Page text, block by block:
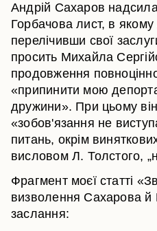
Андрій Сахаров
Горбачова лист, в
перелічивши свої
просить Михайла
продовження
«припинити мою
дружини». При цьому
«зобов'язання не
питань, окрім
висловом Л. Толстого,
Фрагмент моєї статті
визволення Сахарова й
заслання: